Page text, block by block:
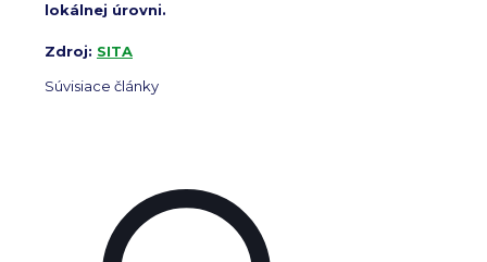
lokálnej úrovni.
Zdroj: SITA
Súvisiace články